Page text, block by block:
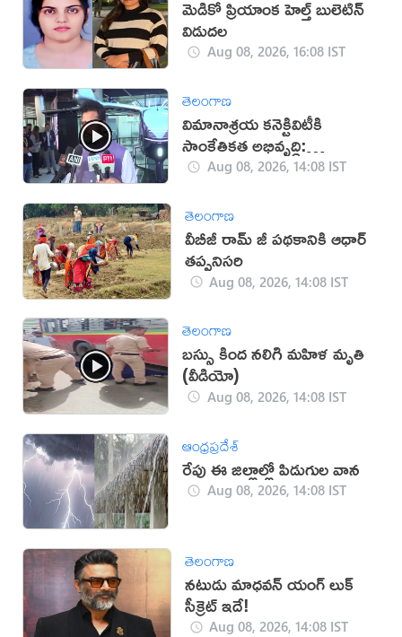
మెడికో ప్రియాంక హెల్త్ బులెటిన్
విడుదల
Aug 08, 2026, 16:08 IST
తెలంగాణ
విమానాశ్రయ కనెక్టివిటీకి
సాంకేతికత అభివృద్ధి:
రామ్మోహన్ నాయుడు
Aug 08, 2026, 14:08 IST
తెలంగాణ
వీబీజీ రామ్ జీ పథకానికి ఆధార్
తప్పనిసరి
Aug 08, 2026, 14:08 IST
తెలంగాణ
బస్సు కింద నలిగి మహిళ మృతి
(వీడియో)
Aug 08, 2026, 14:08 IST
ఆంధ్రప్రదేశ్
రేపు ఈ జిల్లాల్లో పిడుగుల వాన
Aug 08, 2026, 14:08 IST
తెలంగాణ
నటుడు మాధవన్ యంగ్ లుక్
సీక్రెట్ ఇదే!
Aug 08, 2026, 14:08 IST